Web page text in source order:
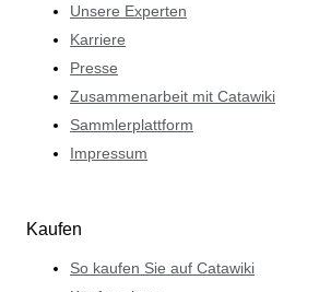
Unsere Experten
Karriere
Presse
Zusammenarbeit mit Catawiki
Sammlerplattform
Impressum
Kaufen
So kaufen Sie auf Catawiki